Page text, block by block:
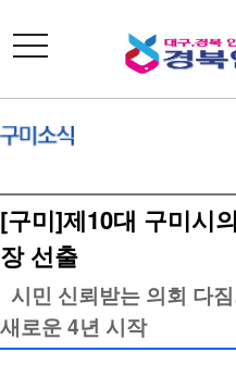
toggle
navigation
[구미]제10대 구미시
장 선출
시민 신뢰받는 의회 다
새로운 4년 시작